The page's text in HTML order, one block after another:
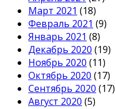
Март 2021 (18)
Февраль 2021 (9)
Январь 2021 (8)
Декабрь 2020 (19)
Ноябрь 2020 (11)
Октябрь 2020 (17)
Сентябрь 2020 (17)
Август 2020 (5)